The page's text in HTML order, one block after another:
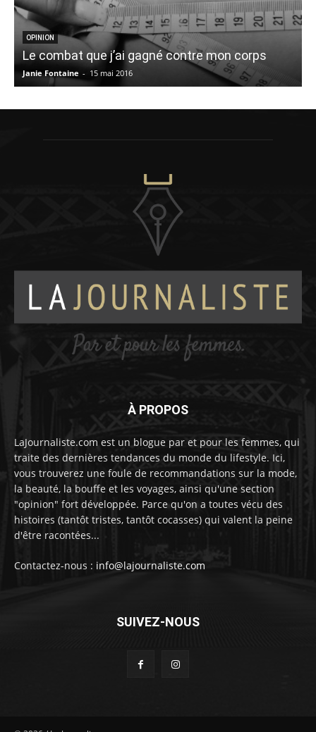
OPINION
Le combat que j’ai gagné contre mon corps
Janie Fontaine - 15 mai 2016
À PROPOS
LaJournaliste.com est un blogue par et pour les femmes, qui
traite des dernières tendances du monde du lifestyle. Ici,
vous trouverez une foule de recommandations sur la mode,
la beauté, la bouffe et les voyages, ainsi qu'une section
"opinion" fort développée. Parce qu'on a toutes vécu des
histoires (tantôt tristes, tantôt cocasses) qui valent la peine
d'être racontées...
Contactez-nous : info@lajournaliste.com
SUIVEZ-NOUS